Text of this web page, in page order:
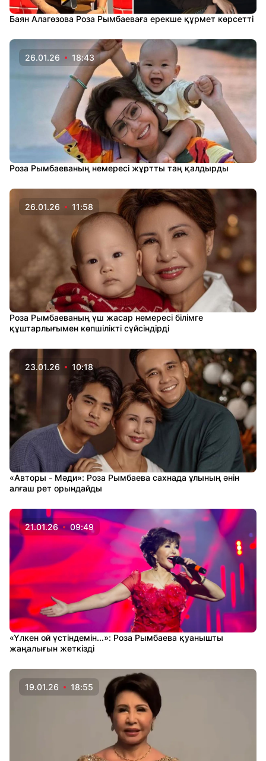
Баян Алагөзова Роза Рымбаеваға ерекше құрмет көрсетті
26.01.26 18:43
Роза Рымбаеваның немересі жұртты таң қалдырды
26.01.26 11:58
Роза Рымбаеваның үш жасар немересі білімге
құштарлығымен көпшілікті сүйсіндірді
23.01.26 10:18
«Авторы - Мәди»: Роза Рымбаева сахнада ұлының әнін
алғаш рет орындайды
21.01.26 09:49
«Үлкен ой үстіндемін...»: Роза Рымбаева қуанышты
жаңалығын жеткізді
19.01.26 18:55